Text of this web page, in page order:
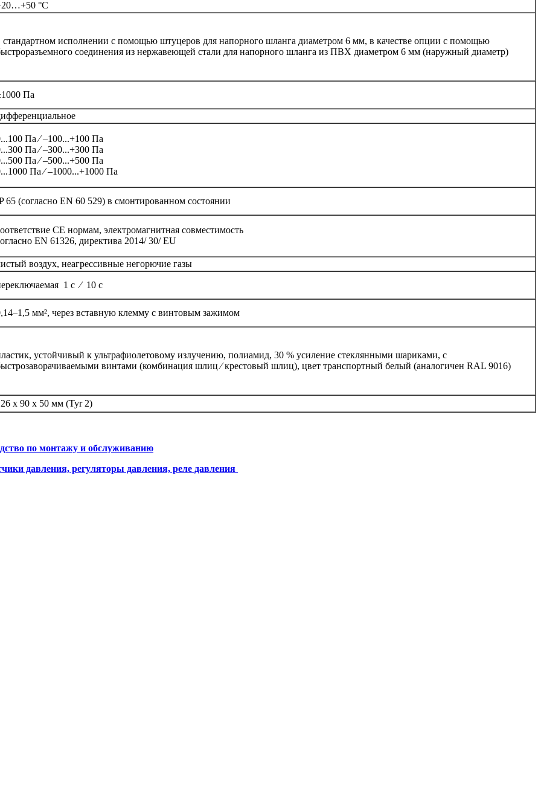
°C
стандартном исполнении с помощью штуцеров для напорного шланга диаметром 6 мм, в качестве опции с помощью
соединения из нержавеющей стали для напорного шланга из ПВХ диаметром 6 мм (наружный диаметр)
Па
Па ⁄ –100...+100 Па
Па ⁄ –300...+300 Па
Па ⁄ –500...+500 Па
Па ⁄ –1000...+1000 Па
65 (согласно EN 60 529) в смонтированном состоянии
CE нормам, электромагнитная совместимость
EN 61326, директива 2014/ 30/ EU
воздух, неагрессивные негорючие газы
1 с ⁄ 10 с
мм², через вставную клемму с винтовым зажимом
устойчивый к ультрафиолетовому излучению, полиамид, 30 % усиление стеклянными шариками, с
винтами (комбинация шлиц ⁄ крестовый шлиц), цвет транспортный белый (аналогичен RAL 9016)
x 90 x 50 мм (Tyr 2)
по монтажу и обслуживанию
давления, регуляторы давления, реле давления